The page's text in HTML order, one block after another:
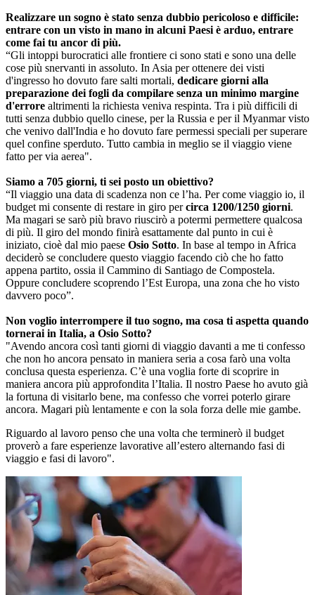
Realizzare un sogno è stato senza dubbio pericoloso e difficile:
entrare con un visto in mano in alcuni Paesi è arduo, entrare
come fai tu ancor di più.
“Gli intoppi burocratici alle frontiere ci sono stati e sono una delle
cose più snervanti in assoluto. In Asia per ottenere dei visti
d'ingresso ho dovuto fare salti mortali, dedicare giorni alla
preparazione dei fogli da compilare senza un minimo margine
d'errore altrimenti la richiesta veniva respinta. Tra i più difficili di
tutti senza dubbio quello cinese, per la Russia e per il Myanmar visto
che venivo dall'India e ho dovuto fare permessi speciali per superare
quel confine sperduto. Tutto cambia in meglio se il viaggio viene
fatto per via aerea".
Siamo a 705 giorni, ti sei posto un obiettivo?
“Il viaggio una data di scadenza non ce l’ha. Per come viaggio io, il
budget mi consente di restare in giro percirca 1200/1250 giorni.
Ma magari se sarò più bravo riuscirò a potermi permettere qualcosa
di più. Il giro del mondo finirà esattamente dal punto in cui è
iniziato, cioè dal mio paese Osio Sotto. In base al tempo in Africa
deciderò se concludere questo viaggio facendo ciò che ho fatto
appena partito, ossia il Cammino di Santiago de Compostela.
Oppure concludere scoprendo l’Est Europa, una zona che ho visto
davvero poco”.
Non voglio interrompere il tuo sogno, ma cosa ti aspetta quando
tornerai in Italia, a Osio Sotto?
"Avendo ancora così tanti giorni di viaggio davanti a me ti confesso
che non ho ancora pensato in maniera seria a cosa farò una volta
conclusa questa esperienza. C’è una voglia forte di scoprire in
maniera ancora più approfondita l’Italia. Il nostro Paese ho avuto già
la fortuna di visitarlo bene, ma confesso che vorrei poterlo girare
ancora. Magari più lentamente e con la sola forza delle mie gambe.
Riguardo al lavoro penso che una volta che terminerò il budget
proverò a fare esperienze lavorative all’estero alternando fasi di
viaggio e fasi di lavoro".